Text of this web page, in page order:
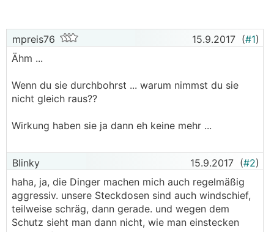
mpreis76 15.9.2017 (#1)
Ähm ...
Wenn du sie durchbohrst ... warum nimmst du sie
nicht gleich raus??
Wirkung haben sie ja dann eh keine mehr ...
Blinky 15.9.2017 (#2)
haha, ja, die Dinger machen mich auch regelmäßig
aggressiv. unsere Steckdosen sind auch windschief,
teilweise schräg, dann gerade. und wegen dem
Schutz sieht man dann nicht, wie man einstecken